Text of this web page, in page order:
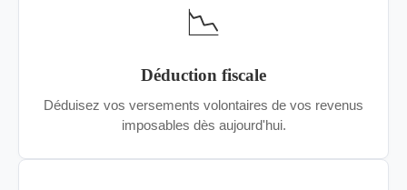
📉
Déduction fiscale
Déduisez vos versements volontaires de vos revenus
imposables dès aujourd'hui.